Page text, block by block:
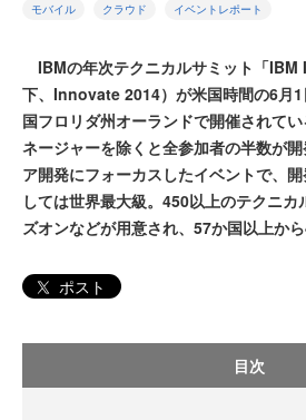
モバイル クラウド イベントレポート
IBMの年次テクニカルサミット「
下、Innovate 2014）が米国時間の6月
国フロリダ州オーランドで開催されて
ネージャーを除くと全参加者の半数が
ア開発にフォーカスしたイベントで、
しては世界最大級。450以上のテクニ
ズオンなどが用意され、57か国以上から
ポスト
目次